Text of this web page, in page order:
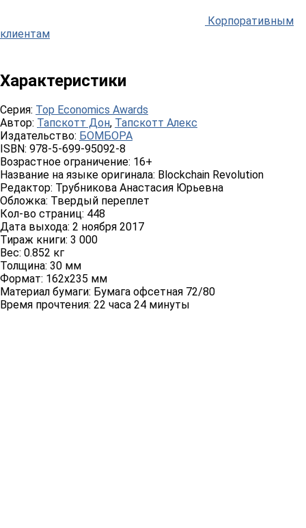
Корпоративным
клиентам
Характеристики
Серия: Top Economics Awards
Автор: Тапскотт Дон, Тапскотт Алекс
Издательство: БОМБОРА
ISBN: 978-5-699-95092-8
Возрастное ограничение: 16+
Название на языке оригинала: Blockchain Revolution
Редактор: Трубникова Анастасия Юрьевна
Обложка: Твердый переплет
Кол-во страниц: 448
Дата выхода: 2 ноября 2017
Тираж книги: 3 000
Вес: 0.852 кг
Толщина: 30 мм
Формат: 162x235 мм
Материал бумаги: Бумага офсетная 72/80
Время прочтения: 22 часа 24 минуты